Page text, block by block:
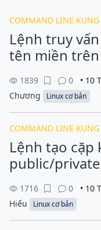
COMMAND LINE KUNG
Lệnh truy
tên miền
1839 0 • 10
Chương
Linux cơ bản
COMMAND LINE KUNG
Lệnh tạo cặp
public/
1716 0 • 10
Hiếu
Linux cơ bản